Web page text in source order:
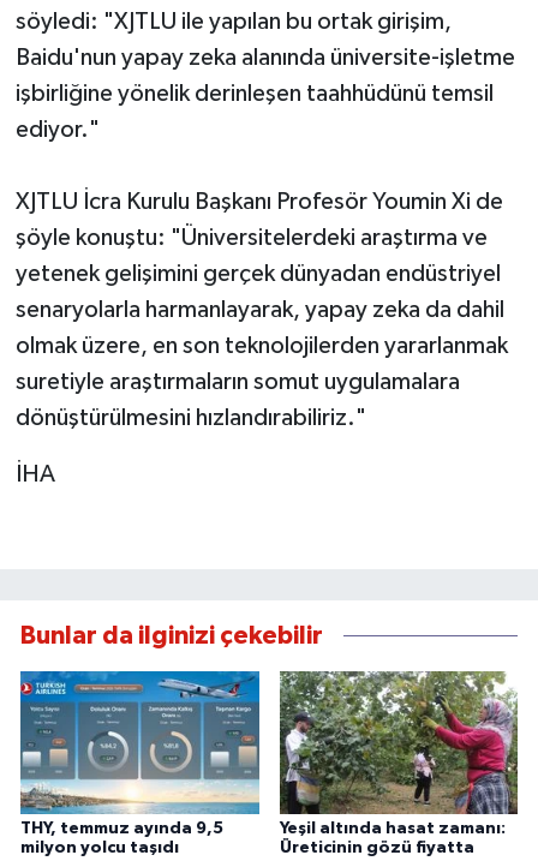
söyledi: "XJTLU ile yapılan bu ortak girişim,
Baidu'nun yapay zeka alanında üniversite-işletme
işbirliğine yönelik derinleşen taahhüdünü temsil
ediyor."
XJTLU İcra Kurulu Başkanı Profesör Youmin Xi de
şöyle konuştu: "Üniversitelerdeki araştırma ve
yetenek gelişimini gerçek dünyadan endüstriyel
senaryolarla harmanlayarak, yapay zeka da dahil
olmak üzere, en son teknolojilerden yararlanmak
suretiyle araştırmaların somut uygulamalara
dönüştürülmesini hızlandırabiliriz."
İHA
Bunlar da ilginizi çekebilir
THY, temmuz ayında 9,5
milyon yolcu taşıdı
Yeşil altında hasat zamanı:
Üreticinin gözü fiyatta